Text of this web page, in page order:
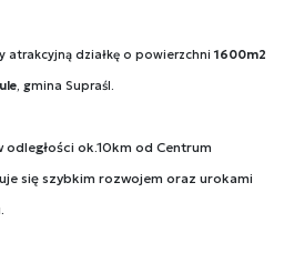
atrakcyjną działkę o powierzchni 1600m2
, gmina Supraśl.
ok.10km od Centrum
się szybkim rozwojem oraz urokami